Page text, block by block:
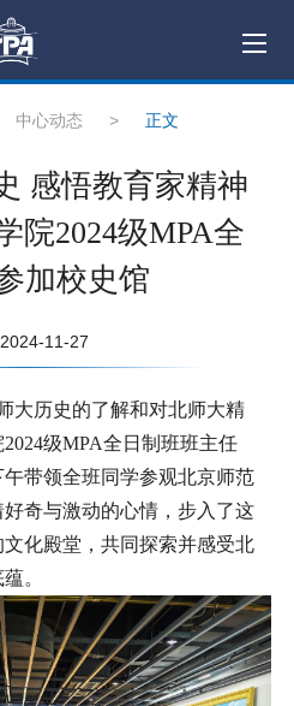
中心动态 > 正文
感悟教育家精神
2024级MPA全
加校史馆
11-27
大历史的了解和对北师大精
级MPA全日制班班主任
带领全班同学参观北京师范
奇与激动的心情，步入了这
化殿堂，共同探索并感受北
。